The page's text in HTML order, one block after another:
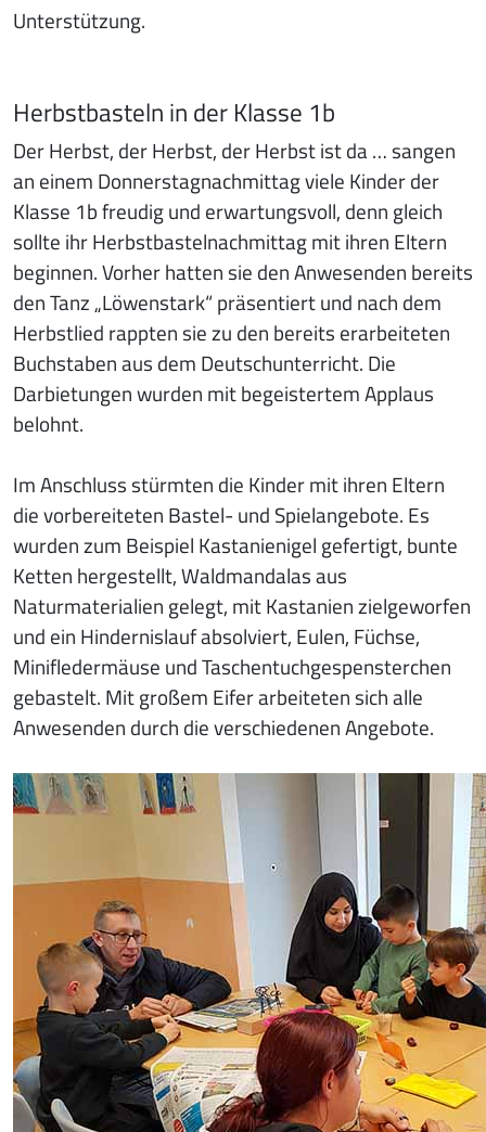
Unterstützung.
Herbstbasteln in der Klasse 1b
Der Herbst, der Herbst, der Herbst ist da … sangen
an einem Donnerstagnachmittag viele Kinder der
Klasse 1b freudig und erwartungsvoll, denn gleich
sollte ihr Herbstbastelnachmittag mit ihren Eltern
beginnen. Vorher hatten sie den Anwesenden bereits
den Tanz „Löwenstark“ präsentiert und nach dem
Herbstlied rappten sie zu den bereits erarbeiteten
Buchstaben aus dem Deutschunterricht. Die
Darbietungen wurden mit begeistertem Applaus
belohnt.
Im Anschluss stürmten die Kinder mit ihren Eltern
die vorbereiteten Bastel- und Spielangebote. Es
wurden zum Beispiel Kastanienigel gefertigt, bunte
Ketten hergestellt, Waldmandalas aus
Naturmaterialien gelegt, mit Kastanien zielgeworfen
und ein Hindernislauf absolviert, Eulen, Füchse,
Minifledermäuse und Taschentuchgespensterchen
gebastelt. Mit großem Eifer arbeiteten sich alle
Anwesenden durch die verschiedenen Angebote.